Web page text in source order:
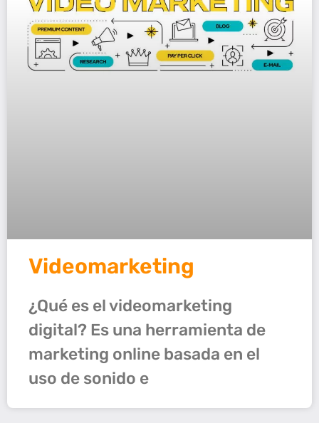
Videomarketing
¿Qué es el videomarketing
digital? Es una herramienta de
marketing online basada en el
uso de sonido e